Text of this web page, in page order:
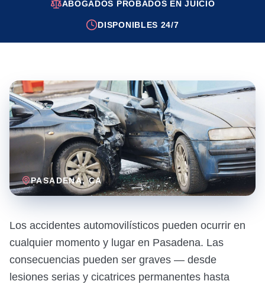
ABOGADOS PROBADOS EN JUICIO
DISPONIBLES 24/7
PASADENA, CA
Los accidentes automovilísticos pueden ocurrir en
cualquier momento y lugar en Pasadena. Las
consecuencias pueden ser graves — desde
lesiones serias y cicatrices permanentes hasta